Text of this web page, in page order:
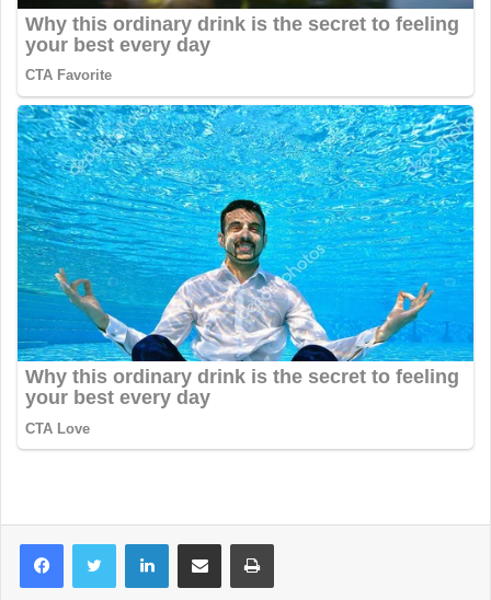
LinkedInShare via Email Print